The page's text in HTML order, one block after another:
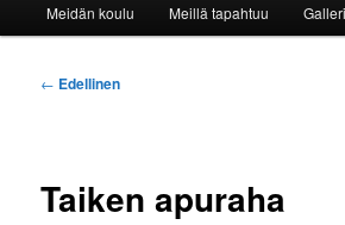
Meidän koulu Meillä tapahtuu
Artikkelien
← Edellinen
Taiken apuraha